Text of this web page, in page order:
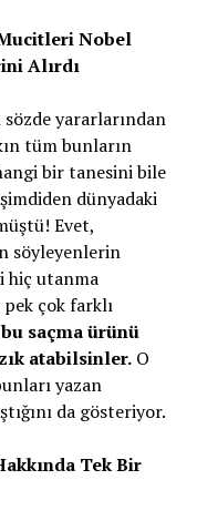
Nobel
Alırdı
yararlarından
tüm bunların
bir tanesini bile
dünyadaki
Evet,
söyleyenlerin
hiç utanma
çok farklı
bu saçma ürünü
atabilsinler.O
yazan
da gösteriyor.
Tek Bir